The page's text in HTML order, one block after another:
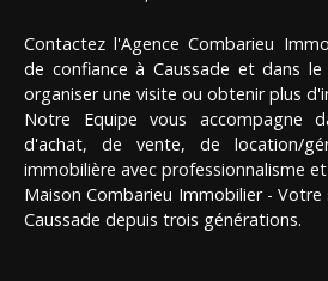
Contactez l'Agence Combarieu
de confiance à Caussade et dans
organiser une visite ou obtenir plus
Notre Equipe vous accompagne
d'achat, de vente, de location/
immobilière avec professionnalisme
Maison Combarieu Immobilier -
Caussade depuis trois générations.